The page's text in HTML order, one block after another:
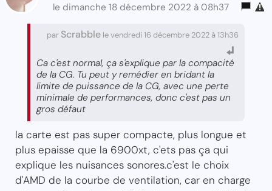
le dimanche 18 décembre 2022 à 08h37
par Scrabble le vendredi 16 décembre 2022 à 13h36
Ca c'est normal, ça s'explique par la compacité
de la CG. Tu peut y remédier en bridant la
limite de puissance de la CG, avec une perte
minimale de performances, donc c'est pas un
gros défaut
la carte est pas super compacte, plus longue et
plus epaisse que la 6900xt, c'ets pas ça qui
explique les nuisances sonores.c'est le choix
d'AMD de la courbe de ventilation, car en charge